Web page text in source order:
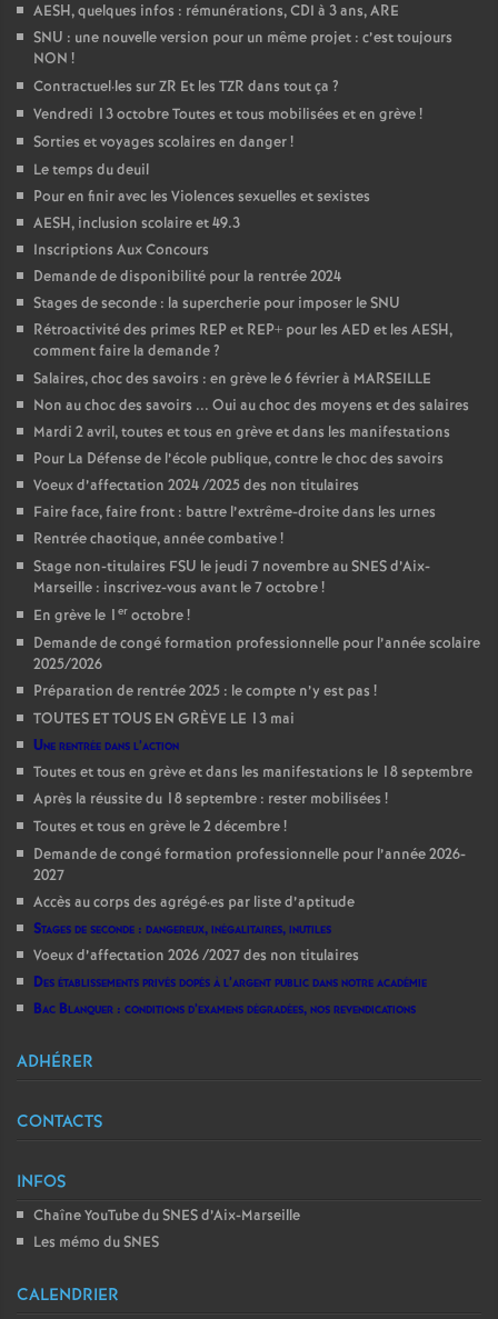
AESH, quelques infos : rémunérations, CDI à 3 ans, ARE
SNU : une nouvelle version pour un même projet : c’est toujours
NON !
Contractuel·les sur ZR Et les TZR dans tout ça ?
Vendredi 13 octobre Toutes et tous mobilisées et en grève!
Sorties et voyages scolaires en danger!
Le temps du deuil
Pour en finir avec les Violences sexuelles et sexistes
AESH, inclusion scolaire et 49.3
Inscriptions Aux Concours
Demande de disponibilité pour la rentrée 2024
Stages de seconde : la supercherie pour imposer le SNU
Rétroactivité des primes REP et REP+ pour les AED et les AESH,
comment faire la demande?
Salaires, choc des savoirs : en grève le 6 février à MARSEILLE
Non au choc des savoirs ... Oui au choc des moyens et des salaires
Mardi 2 avril, toutes et tous en grève et dans les manifestations
Pour La Défense de l’école publique, contre le choc des savoirs
Voeux d’affectation 2024 /2025 des non titulaires
Faire face, faire front : battre l’extrême-droite dans les urnes
Rentrée chaotique, année combative!
Stage non-titulaires FSU le jeudi 7 novembre au SNES d’Aix-
Marseille : inscrivez-vous avant le 7 octobre!
En grève le 1 er octobre!
Demande de congé formation professionnelle pour l’année scolaire
2025/2026
Préparation de rentrée 2025 : le compte n’y est pas !
TOUTES ET TOUS EN GRÈVE LE 13 mai
Une rentrée dans l’action
Toutes et tous en grève et dans les manifestations le 18 septembre
Après la réussite du 18 septembre : rester mobilisées !
Toutes et tous en grève le 2 décembre!
Demande de congé formation professionnelle pour l’année 2026-
2027
Accès au corps des agrégé·es par liste d’aptitude
Stages de seconde : dangereux, inégalitaires, inutiles
Voeux d’affectation 2026 /2027 des non titulaires
Des établissements privés dopés à l’argent public dans notre académie
Bac Blanquer : conditions d’examens dégradées, nos revendications
ADHÉRER
CONTACTS
INFOS
Chaîne YouTube du SNES d’Aix-Marseille
Les mémo du SNES
CALENDRIER